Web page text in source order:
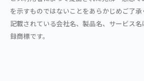
を示すものではないことをあらかじめご了承
記載されている会社名、製品名、サービス
録商標です。